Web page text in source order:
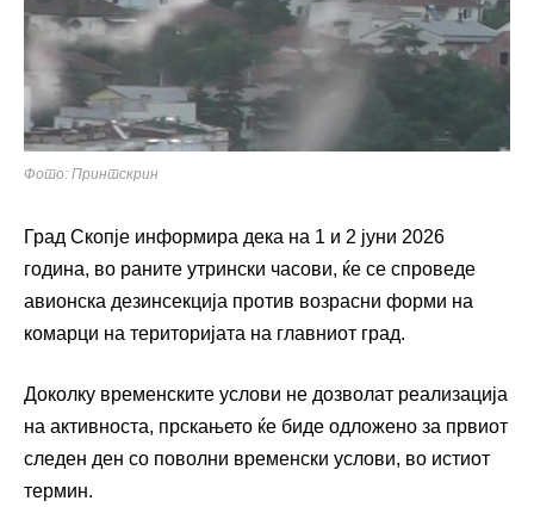
Фото: Принтскрин
Град Скопје информира дека на 1 и 2 јуни 2026
година, во раните утрински часови, ќе се спроведе
авионска дезинсекција против возрасни форми на
комарци на територијата на главниот град.
Доколку временските услови не дозволат реализација
на активноста, прскањето ќе биде одложено за првиот
следен ден со поволни временски услови, во истиот
термин.